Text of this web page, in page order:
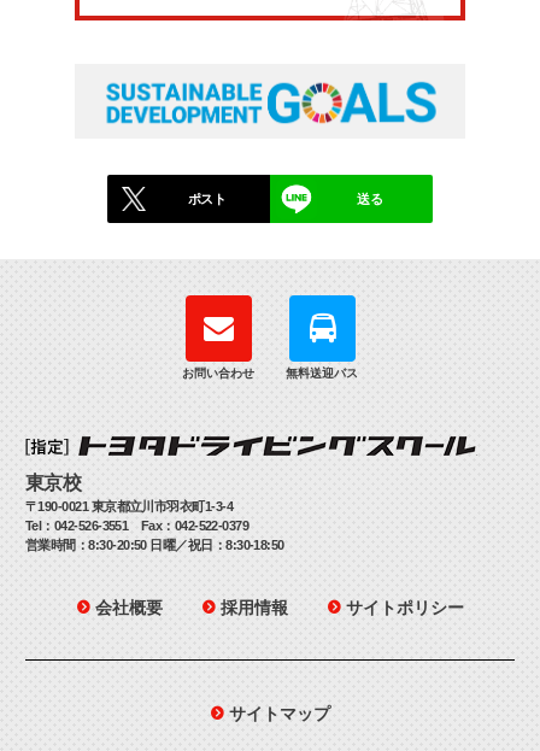
ポスト 送る
お問い合わせ 無料送迎バス
東京校
〒190-0021 東京都立川市羽衣町1-3-4
Tel：042-526-3551 Fax：042-522-0379
営業時間：8:30-20:50 日曜／祝日：8:30-18:50
会社概要 採用情報 サイトポリシー
サイトマップ